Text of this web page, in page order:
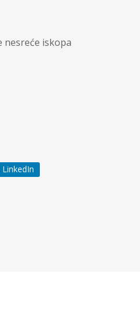
nesreće iskopa
LinkedIn